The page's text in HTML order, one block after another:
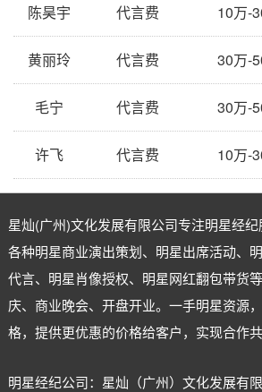
陈昊宇 代言费 10万-
黄丽玲 代言费 30万-
毛宁 代言费 30万-
许飞 代言费 10万-
星灿(广州)文化发展有限公司专注明星经纪
各种明星商业演出策划、明星出席活动、
代言、明星肖像授权、明星网红翻包带货
庆、商业晚会、开盘开业。一手明星资源
格，提供更优惠的价格给客户，实现合作共
明星经纪公司：星灿（广州）文化发展有